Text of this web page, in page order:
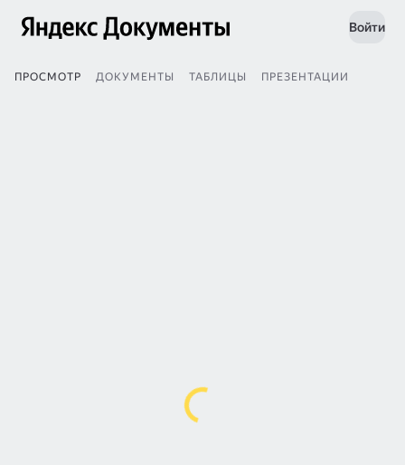
Войти
ПРОСМОТР ДОКУМЕНТЫ ТАБЛИЦЫ ПРЕЗЕНТАЦИИ